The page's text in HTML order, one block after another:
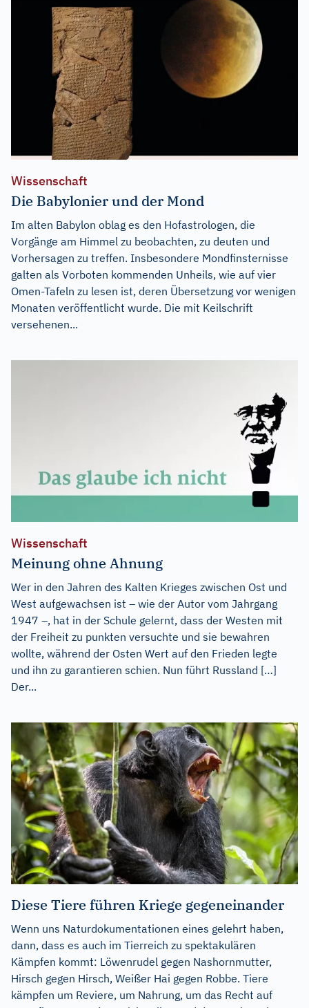
Wissenschaft
Die Babylonier und der Mond
Im alten Babylon oblag es den Hofastrologen, die
Vorgänge am Himmel zu beobachten, zu deuten und
Vorhersagen zu treffen. Insbesondere Mondfinsternisse
galten als Vorboten kommenden Unheils, wie auf vier
Omen-Tafeln zu lesen ist, deren Übersetzung vor wenigen
Monaten veröffentlicht wurde. Die mit Keilschrift
versehenen...
Wissenschaft
Meinung ohne Ahnung
Wer in den Jahren des Kalten Krieges zwischen Ost und
West aufgewachsen ist – wie der Autor vom Jahrgang
1947 –, hat in der Schule gelernt, dass der Westen mit
der Freiheit zu punkten versuchte und sie bewahren
wollte, während der Osten Wert auf den Frieden legte
und ihn zu garantieren schien. Nun führt Russland […]
Der...
Diese Tiere führen Kriege gegeneinander
Wenn uns Naturdokumentationen eines gelehrt haben,
dann, dass es auch im Tierreich zu spektakulären
Kämpfen kommt: Löwenrudel gegen Nashornmutter,
Hirsch gegen Hirsch, Weißer Hai gegen Robbe. Tiere
kämpfen um Reviere, um Nahrung, um das Recht auf